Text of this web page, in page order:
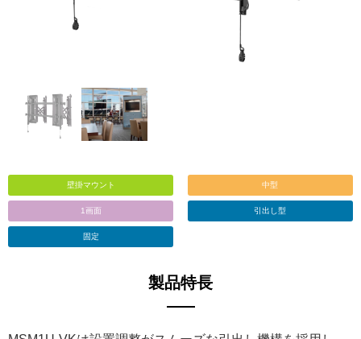
壁掛マウント 中型
1画面 引出し型
固定
製品特長